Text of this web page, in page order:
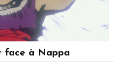
face à Nappa